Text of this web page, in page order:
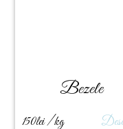
Bezele
150lei / kg